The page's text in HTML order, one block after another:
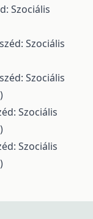
Szociális
Szociális
Szociális
Szociális
Szociális